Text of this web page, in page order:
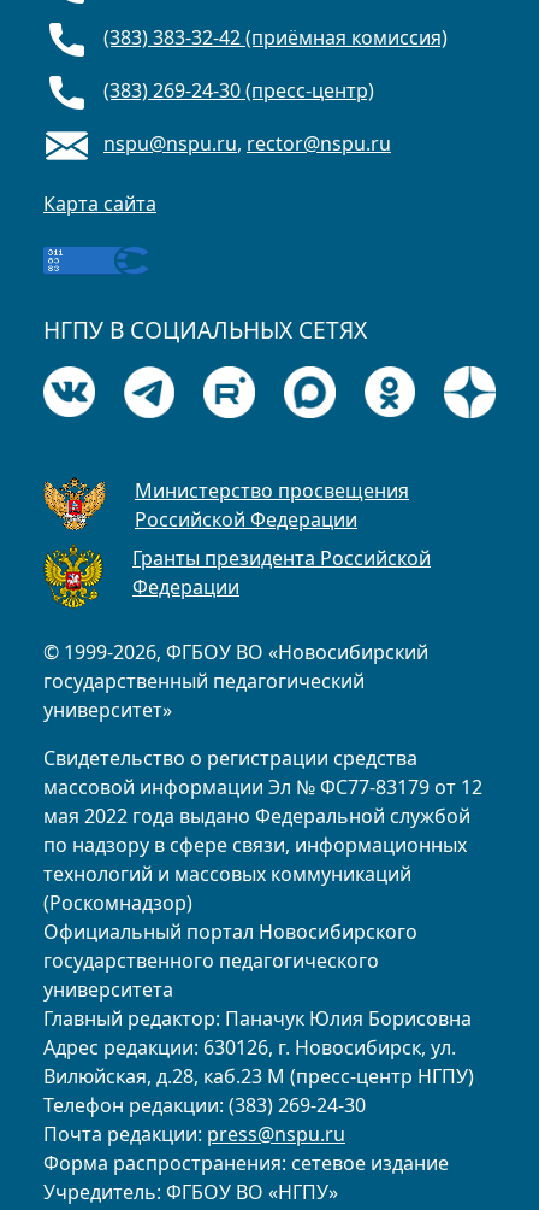
© 1999-2026, ФГБОУ ВО «Новосибирский
государственный педагогический
университет»
Свидетельство о регистрации средства
массовой информации Эл № ФС77-83179 от 12
мая 2022 года выдано Федеральной службой
по надзору в сфере связи, информационных
технологий и массовых коммуникаций
(Роскомнадзор)
Официальный портал Новосибирского
государственного педагогического
университета
Главный редактор: Паначук Юлия Борисовна
Адрес редакции: 630126, г. Новосибирск, ул.
Вилюйская, д.28, каб.23 М (пресс-центр НГПУ)
Телефон редакции: (383) 269-24-30
Почта редакции: press@nspu.ru
Форма распространения: сетевое издание
Учредитель: ФГБОУ ВО «НГПУ»
(383) 383-32-42 (приёмная комиссия)
(383) 269-24-30 (пресс-центр)
nspu@nspu.ru, rector@nspu.ru
Карта сайта
НГПУ В СОЦИАЛЬНЫХ СЕТЯХ
Министерство просвещения
Российской Федерации
Гранты президента Российской
Федерации